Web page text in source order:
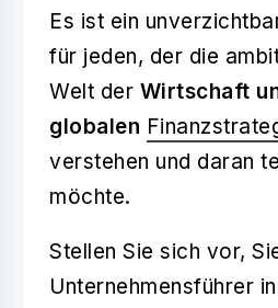
Es ist ein
für jeden, der die
Welt der Wirtschaft
globalen
verstehen und daran
möchte.
Stellen Sie sich vor,
Unternehmensführer